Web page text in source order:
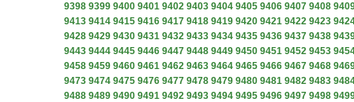
9398 9399 9400 9401 9402 9403 9404 9405 9406 9407 9408
9413 9414 9415 9416 9417 9418 9419 9420 9421 9422 9423
9428 9429 9430 9431 9432 9433 9434 9435 9436 9437 9438
9443 9444 9445 9446 9447 9448 9449 9450 9451 9452 9453
9458 9459 9460 9461 9462 9463 9464 9465 9466 9467 9468
9473 9474 9475 9476 9477 9478 9479 9480 9481 9482 9483
9488 9489 9490 9491 9492 9493 9494 9495 9496 9497 9498